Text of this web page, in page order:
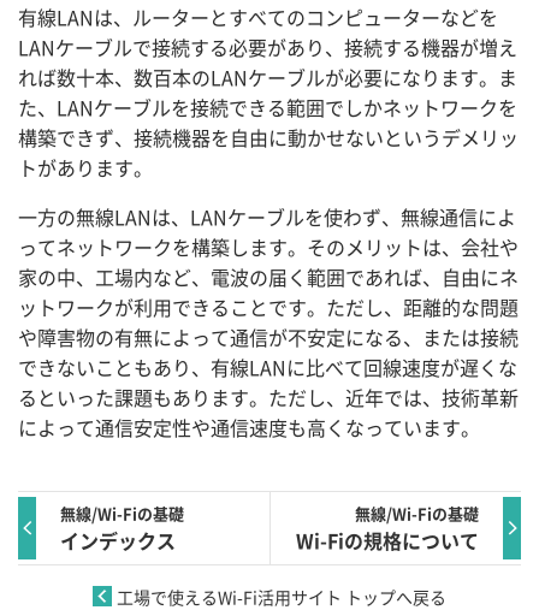
有線LANは、ルーターとすべてのコンピューターなどを
LANケーブルで接続する必要があり、接続する機器が増え
れば数十本、数百本のLANケーブルが必要になります。ま
た、LANケーブルを接続できる範囲でしかネットワークを
構築できず、接続機器を自由に動かせないというデメリッ
トがあります。
一方の無線LANは、LANケーブルを使わず、無線通信によ
ってネットワークを構築します。そのメリットは、会社や
家の中、工場内など、電波の届く範囲であれば、自由にネ
ットワークが利用できることです。ただし、距離的な問題
や障害物の有無によって通信が不安定になる、または接続
できないこともあり、有線LANに比べて回線速度が遅くな
るといった課題もあります。ただし、近年では、技術革新
によって通信安定性や通信速度も高くなっています。
無線/Wi-Fiの基礎
インデックス
無線/Wi-Fiの基礎
Wi-Fiの規格について
工場で使えるWi-Fi活用サイト トップへ戻る